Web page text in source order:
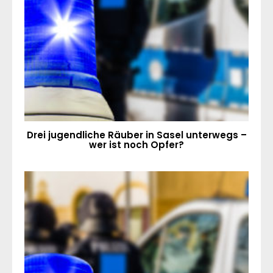
Drei jugendliche Räuber in Sasel unterwegs –
wer ist noch Opfer?